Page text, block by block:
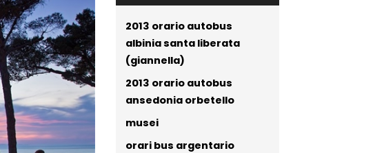
2013 orario autobus
albinia santa liberata
(giannella)
2013 orario autobus
ansedonia orbetello
musei
orari bus argentario